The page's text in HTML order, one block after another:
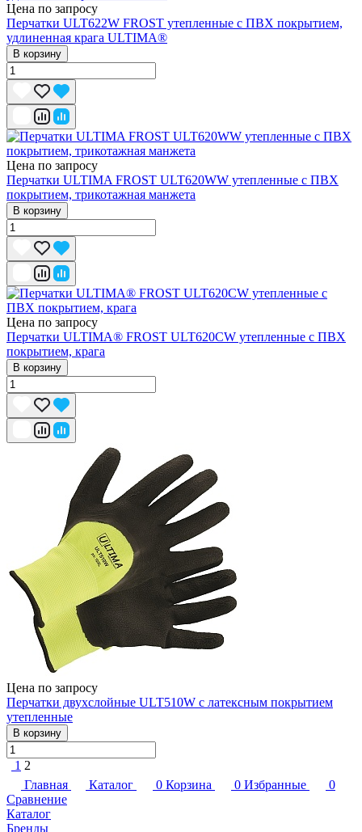
Цена по запросу
Перчатки ULT622W FROST утепленные с ПВХ покрытием,
удлиненная крага ULTIMA®
В корзину
Цена по запросу
Перчатки ULTIMA FROST ULT620WW утепленные с ПВХ
покрытием, трикотажная манжета
В корзину
Цена по запросу
Перчатки ULTIMA® FROST ULT620CW утепленные с ПВХ
покрытием, крага
В корзину
Цена по запросу
Перчатки двухслойные ULT510W с латексным покрытием
утепленные
В корзину
1 2
Главная
Каталог 0 Корзина 0 Избранные
0
Сравнение
Каталог
Бренды